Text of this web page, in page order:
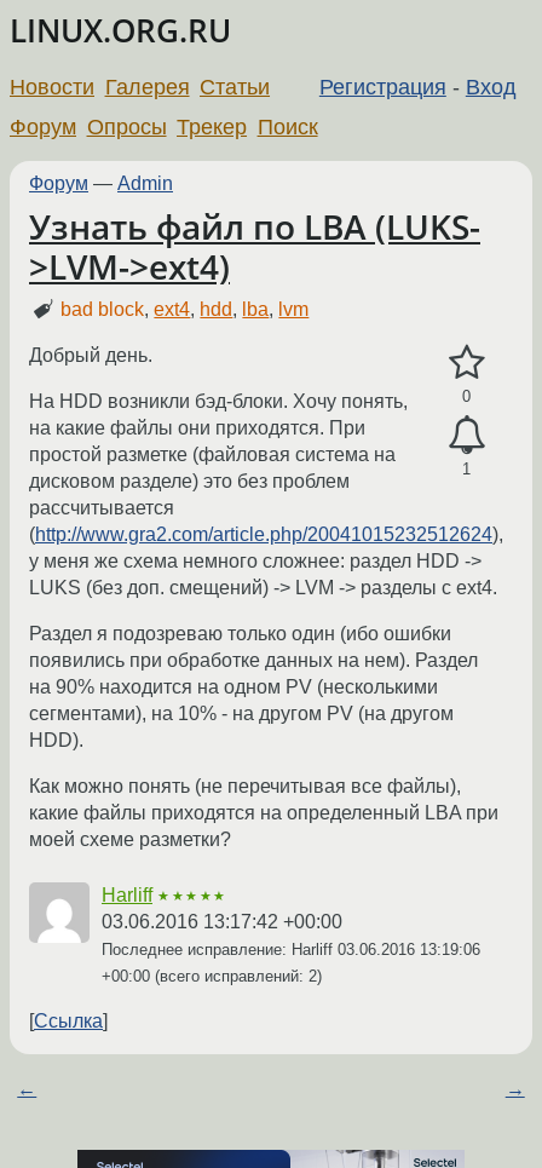
LINUX.ORG.RU
Регистрация - Вход
Новости Галерея Статьи
Форум Опросы Трекер Поиск
Форум — Admin
Узнать файл по LBA (LUKS-
>LVM->ext4)
bad block,ext4, hdd, lba, lvm
0
1
Добрый день.
На HDD возникли бэд-блоки. Хочу понять,
на какие файлы они приходятся. При
простой разметке (файловая система на
дисковом разделе) это без проблем
рассчитывается
(http://www.gra2.com/article.php/20041015232512624),
у меня же схема немного сложнее: раздел HDD ->
LUKS (без доп. смещений) -> LVM -> разделы с ext4.
Раздел я подозреваю только один (ибо ошибки
появились при обработке данных на нем). Раздел
на 90% находится на одном PV (несколькими
сегментами), на 10% - на другом PV (на другом
HDD).
Как можно понять (не перечитывая все файлы),
какие файлы приходятся на определенный LBA при
моей схеме разметки?
Harliff ★★★★★
03.06.2016 13:17:42 +00:00
Последнее исправление: Harliff 03.06.2016 13:19:06
+00:00 (всего исправлений: 2)
Ссылка
← →